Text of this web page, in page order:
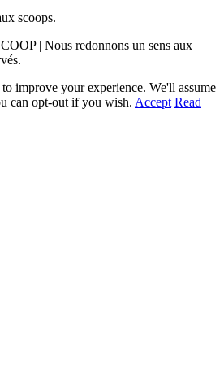
scoops.
| Nous redonnons un sens aux
improve your experience. We'll assume
can opt-out if you wish. Accept Read